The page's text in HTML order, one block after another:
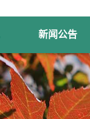
新闻公告